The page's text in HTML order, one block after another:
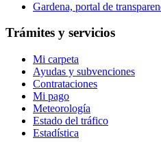
Gardena, portal de
Trámites y servicios
Mi carpeta
Ayudas y subvenciones
Contrataciones
Mi pago
Meteorología
Estado del tráfico
Estadística